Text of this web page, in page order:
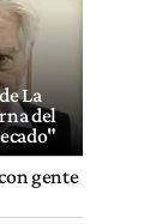
La
del
gente